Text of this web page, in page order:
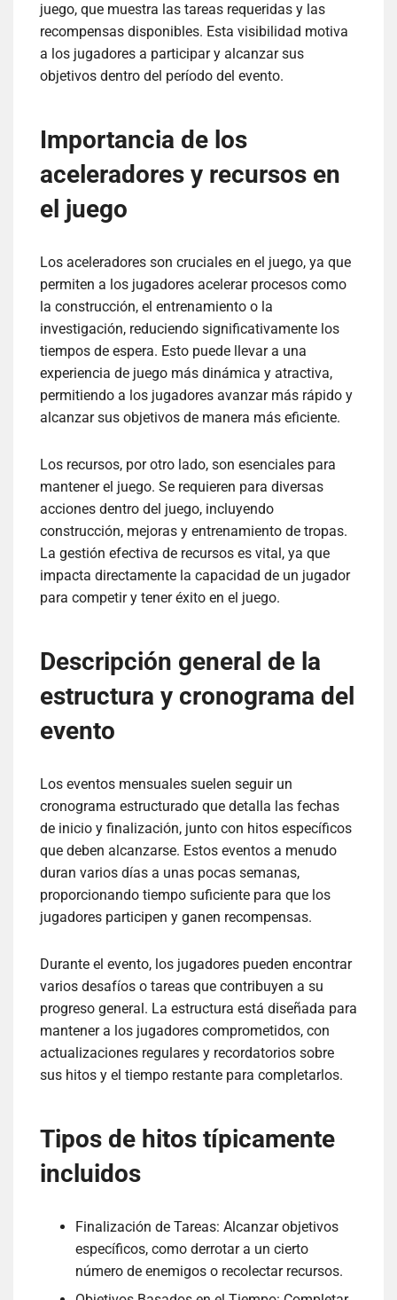
juego, que muestra las tareas requeridas y las
recompensas disponibles. Esta visibilidad motiva
a los jugadores a participar y alcanzar sus
objetivos dentro del período del evento.
Importancia de los
aceleradores y recursos en
el juego
Los aceleradores son cruciales en el juego, ya que
permiten a los jugadores acelerar procesos como
la construcción, el entrenamiento o la
investigación, reduciendo significativamente los
tiempos de espera. Esto puede llevar a una
experiencia de juego más dinámica y atractiva,
permitiendo a los jugadores avanzar más rápido y
alcanzar sus objetivos de manera más eficiente.
Los recursos, por otro lado, son esenciales para
mantener el juego. Se requieren para diversas
acciones dentro del juego, incluyendo
construcción, mejoras y entrenamiento de tropas.
La gestión efectiva de recursos es vital, ya que
impacta directamente la capacidad de un jugador
para competir y tener éxito en el juego.
Descripción general de la
estructura y cronograma del
evento
Los eventos mensuales suelen seguir un
cronograma estructurado que detalla las fechas
de inicio y finalización, junto con hitos específicos
que deben alcanzarse. Estos eventos a menudo
duran varios días a unas pocas semanas,
proporcionando tiempo suficiente para que los
jugadores participen y ganen recompensas.
Durante el evento, los jugadores pueden encontrar
varios desafíos o tareas que contribuyen a su
progreso general. La estructura está diseñada para
mantener a los jugadores comprometidos, con
actualizaciones regulares y recordatorios sobre
sus hitos y el tiempo restante para completarlos.
Tipos de hitos típicamente
incluidos
Finalización de Tareas: Alcanzar objetivos
específicos, como derrotar a un cierto
número de enemigos o recolectar recursos.